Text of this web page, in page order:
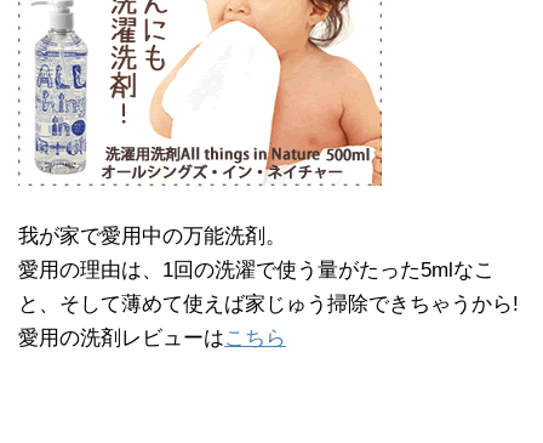
我が家で愛用中の万能洗剤。
愛用の理由は、1回の洗濯で使う量がたった5mlなこ
と、そして薄めて使えば家じゅう掃除できちゃうから!
愛用の洗剤レビューはこちら